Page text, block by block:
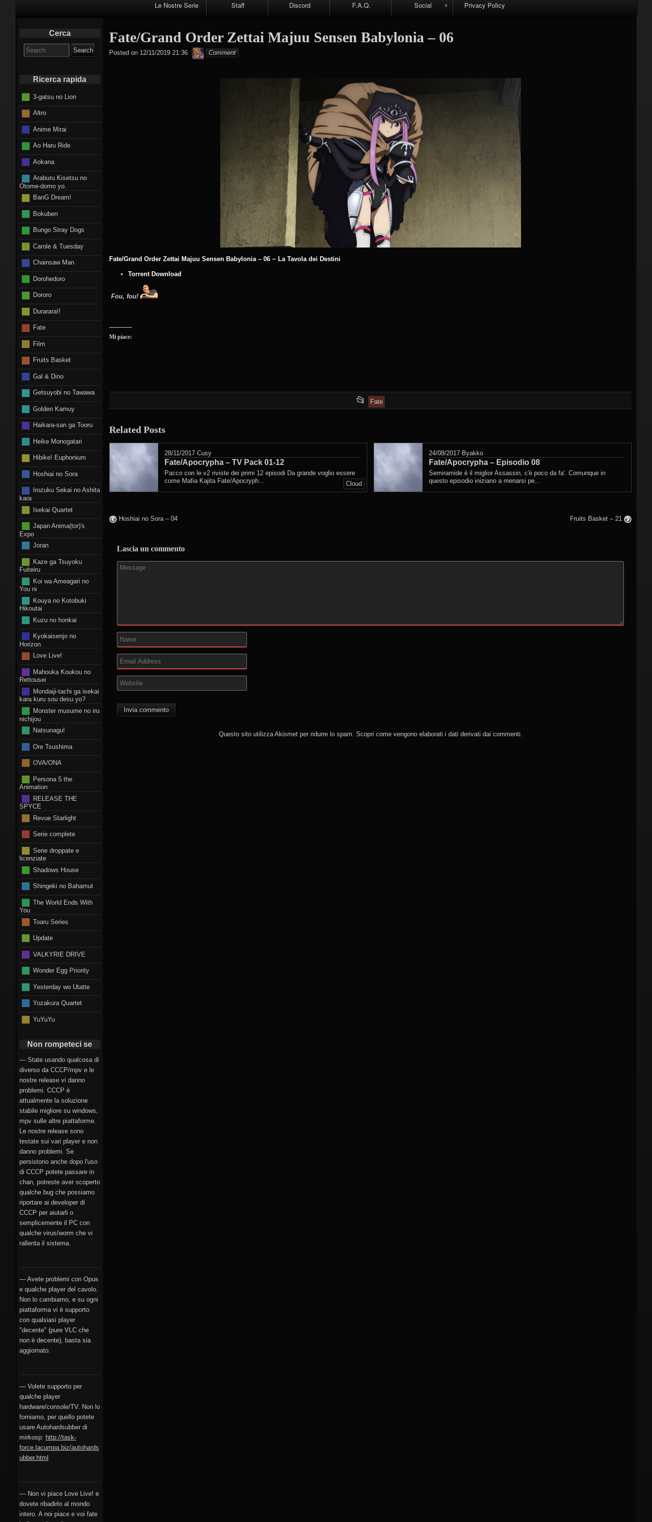
Le Nostre Serie Staff Discord F.A.Q. Social Privacy Policy
Fate/Grand Order Zettai Majuu Sensen Babylonia – 06
Posted on 12/11/2019 21:36 Cusy
Comment
Fate/Grand Order Zettai Majuu Sensen Babylonia – 06 ~ La Tavola dei Destini
Torrent Download
Fou, fou!
Mi piace:
📂 This
posted
Fate
Related Posts
28/11/2017 Cusy
Fate/Apocrypha – TV Pack 01-12
Pacco con le v2 riviste dei primi 12 episodi Da grande voglio essere
come Mafia Kajita Fate/Apocryph...
Cloud
24/08/2017 Byakko
Fate/Apocrypha – Episodio 08
Semiramide è il miglior Assassin, c'è poco da fa'. Comunque in
questo episodio iniziano a menarsi pe...
Hoshiai no Sora – 04 Fruits Basket – 21
Lascia un commento
Questo sito utilizza Akismet per ridurre lo spam. Scopri come vengono elaborati i dati derivati dai commenti.
Cerca
Search
for:
Ricerca rapida
3-gatsu no Lion
Altro
Anime Mirai
Ao Haru Ride
Aokana
Araburu Kisetsu no
Otome-domo yo.
BanG Dream!
Bokuben
Bungo Stray Dogs
Carole & Tuesday
Chainsaw Man
Dorohedoro
Dororo
Durarara!!
Fate
Film
Fruits Basket
Gal & Dino
Getsuyobi no Tawawa
Golden Kamuy
Haikara-san ga Tooru
Heike Monogatari
Hibike! Euphonium
Hoshiai no Sora
Irozuku Sekai no Ashita
kara
Isekai Quartet
Japan Anima(tor)'s
Expo
Joran
Kaze ga Tsuyoku
Fuiteiru
Koi wa Ameagari no
You ni
Kouya no Kotobuki
Hikoutai
Kuzu no honkai
Kyokaisenjo no
Horizon
Love Live!
Mahouka Koukou no
Rettousei
Mondaiji-tachi ga isekai
kara kuru sou desu yo?
Monster musume no iru
nichijou
Natsunagu!
Ore Tsushima
OVA/ONA
Persona 5 the
Animation
RELEASE THE
SPYCE
Revue Starlight
Serie complete
Serie droppate e
licenziate
Shadows House
Shingeki no Bahamut
The World Ends With
You
Toaru Series
Update
VALKYRIE DRIVE
Wonder Egg Priority
Yesterday wo Utatte
Yozakura Quartet
YuYuYu
Non rompeteci se
— State usando qualcosa di
diverso da CCCP/mpv e le
nostre release vi danno
problemi. CCCP è
attualmente la soluzione
stabile migliore su windows,
mpv sulle altre piattaforme.
Le nostre release sono
testate sui vari player e non
danno problemi. Se
persistono anche dopo l'uso
di CCCP potete passare in
chan, potreste aver scoperto
qualche bug che possiamo
riportare ai developer di
CCCP per aiutarli o
semplicemente il PC con
qualche virus/worm che vi
rallenta il sistema.
— Avete problemi con Opus
e qualche player del cavolo.
Non lo cambiamo, e su ogni
piattaforma vi è supporto
con qualsiasi player
"decente" (pure VLC che
non è decente), basta sia
aggiornato.
— Volete supporto per
qualche player
hardware/console/TV. Non lo
forniamo, per quello potete
usare Autohardsubber di
mirkosp: http://task-
force.lacumpa.biz/autohards
ubber.html
— Non vi piace Love Live! e
dovete ribadirlo al mondo
intero. A noi piace e voi fate